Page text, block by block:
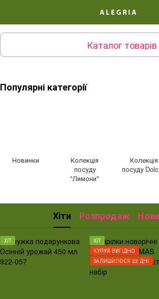
Каталог товарів
Популярні категорії
Новинки
Колекція
посуду
"Лимони"
Колекція
посуду
Хіти Розпродаж
ХІТ
ХІТ
КУПУЙ ВИГІДНО
ЗАЛИШИЛОСЯ 22 ДНІ